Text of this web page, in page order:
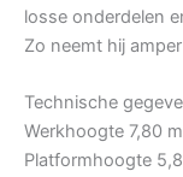
losse onderdelen
Zo neemt hij
Technische
Werkhoogte 7,80 m
Platformhoogte